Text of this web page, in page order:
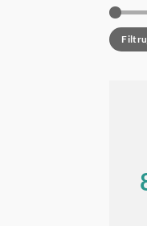
Cena
min
Cena
max